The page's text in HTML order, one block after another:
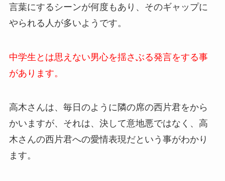
言葉にするシーンが何度もあり、そのギャップに
やられる人が多いようです。
中学生とは思えない男心を揺さぶる発言をする事
があります。
高木さんは、毎日のように隣の席の西片君をから
かいますが、それは、決して意地悪ではなく、高
木さんの西片君への愛情表現だという事がわかり
ます。